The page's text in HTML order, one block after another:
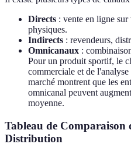
Directs : vente en ligne
physiques.
Indirects : revendeurs,
Omnicanaux :
Pour un produit sportif, le
commerciale et de
marché montrent que les
omnicanal peuvent
moyenne.
Tableau de Comparaison
Distribution